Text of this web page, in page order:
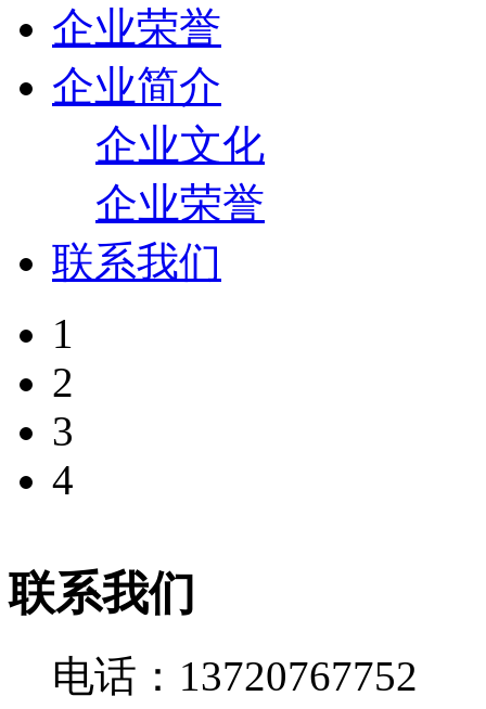
企业荣誉
企业简介
企业文化
企业荣誉
联系我们
1
2
3
4
联系我们
电话：13720767752